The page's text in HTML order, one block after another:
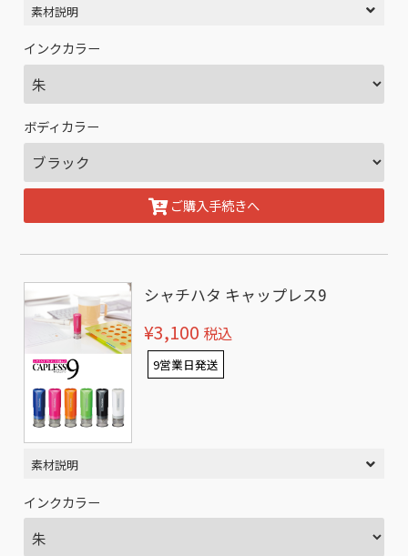
素材説明
インクカラー
ボディカラー
ご購入手続きへ
シャチハタ キャップレス9
¥3,100 税込
9営業日発送
素材説明
インクカラー